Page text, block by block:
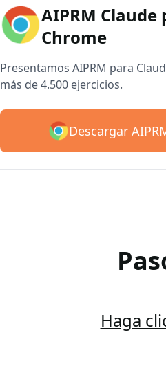
AIPRM Claude
Chrome
Presentamos AIPRM para
más de 4.500 ejercicios.
Descargar
Haga